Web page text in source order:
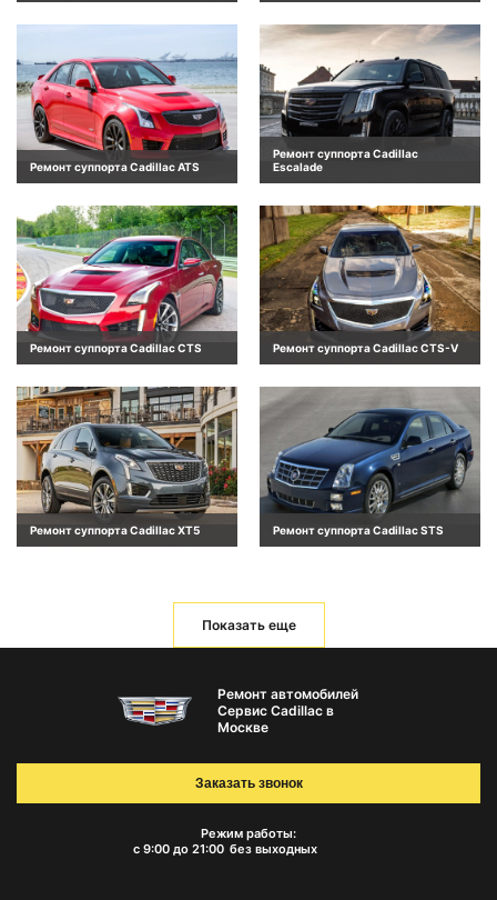
Ремонт суппорта Cadillac ATS
Ремонт суппорта Cadillac
Escalade
Ремонт суппорта Cadillac CTS Ремонт суппорта Cadillac CTS-V
Ремонт суппорта Cadillac XT5 Ремонт суппорта Cadillac STS
Показать еще
Ремонт автомобилей
Сервис Cadillac в
Москве
Режим работы:
с 9:00 до 21:00 без выходных
Заказать звонок